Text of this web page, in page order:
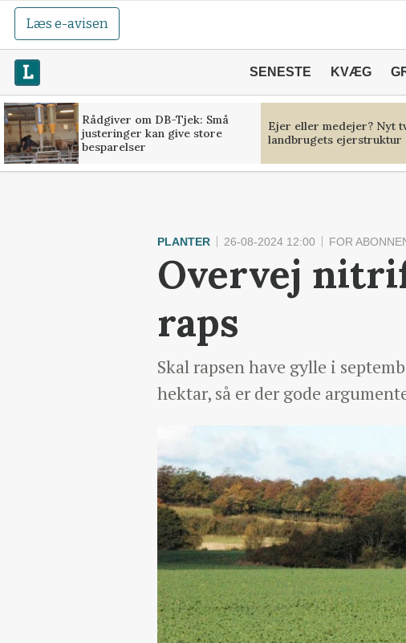
Læs e-avisen
SENESTE KVÆG
Rådgiver om DB-Tjek: Små
justeringer kan give store
besparelser
Ejer eller medejer? Nyt
landbrugets ejerstruktur
PLANTER 26-08-2024 12:00 FOR
Overvej
raps
Skal rapsen have gylle i
hektar, så er der gode